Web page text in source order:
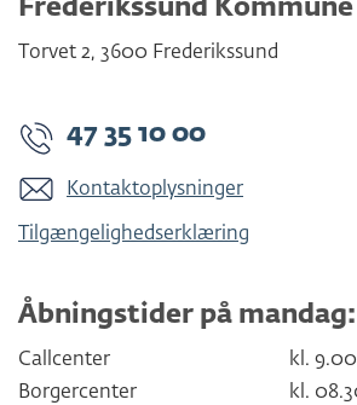
Frederikssund Kommune
Torvet 2, 3600 Frederikssund
47 35 10 00
Kontaktoplysninger
Tilgængelighedserklæring
Åbningstider på mandag:
Callcenter
kl.
Borgercenter
kl.